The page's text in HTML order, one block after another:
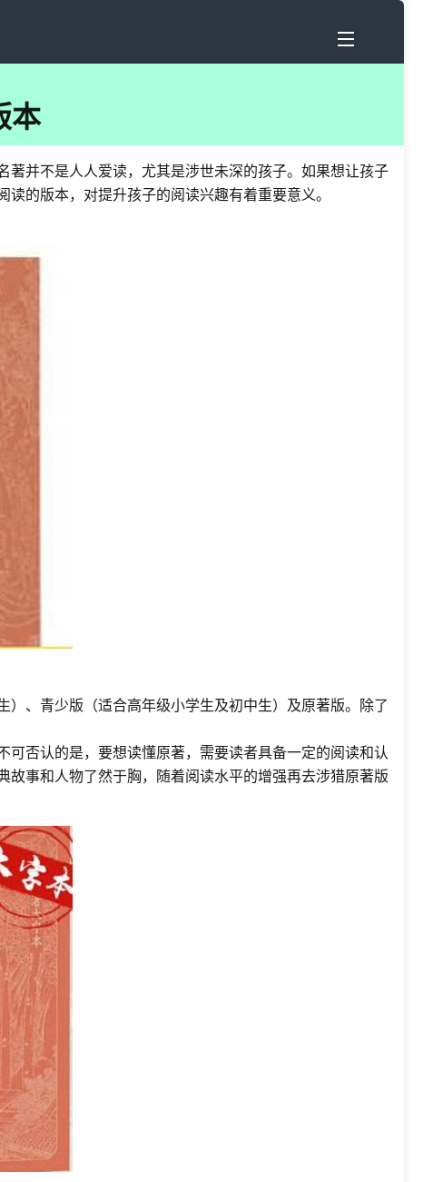
本
并不是人人爱读，尤其是涉世未深的孩子。如果想让孩子
的版本，对提升孩子的阅读兴趣有着重要意义。
、青少版（适合高年级小学生及初中生）及原著版。除了
否认的是，要想读懂原著，需要读者具备一定的阅读和认
事和人物了然于胸，随着阅读水平的增强再去涉猎原著版